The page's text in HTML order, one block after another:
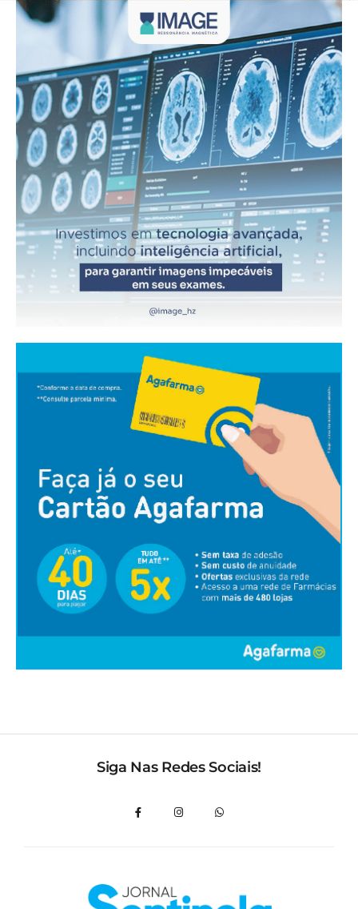
Siga Nas Redes Sociais!